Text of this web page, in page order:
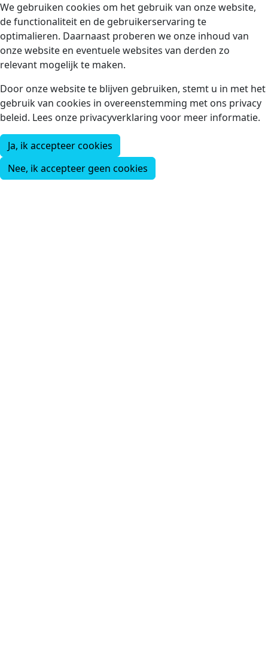
We gebruiken cookies om het gebruik van onze website,
de functionaliteit en de gebruikerservaring te
optimalieren. Daarnaast proberen we onze inhoud van
onze website en eventuele websites van derden zo
relevant mogelijk te maken.
Door onze website te blijven gebruiken, stemt u in met het
gebruik van cookies in overeenstemming met ons privacy
beleid. Lees onze privacyverklaring voor meer informatie.
Ja, ik accepteer cookies
Nee, ik accepteer geen cookies